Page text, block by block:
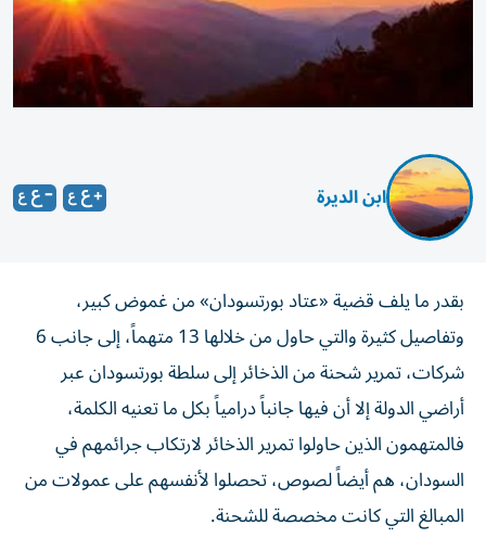
ابن الديرة
بقدر ما يلف قضية «عتاد بورتسودان» من غموض كبير،
وتفاصيل كثيرة والتي حاول من خلالها 13 متهماً، إلى جانب 6
شركات، تمرير شحنة من الذخائر إلى سلطة بورتسودان عبر
أراضي الدولة إلا أن فيها جانباً درامياً بكل ما تعنيه الكلمة،
فالمتهمون الذين حاولوا تمرير الذخائر لارتكاب جرائمهم في
السودان، هم أيضاً لصوص، تحصلوا لأنفسهم على عمولات من
المبالغ التي كانت مخصصة للشحنة.